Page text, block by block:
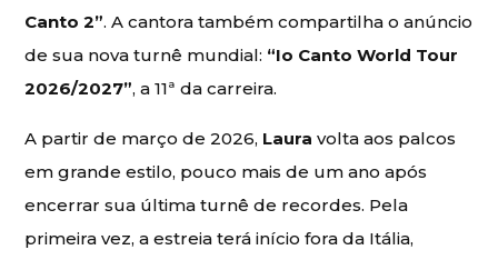
Canto 2”. A cantora também compartilha o anúncio
de sua nova turnê mundial: “Io Canto World Tour
2026/2027”, a 11ª da carreira.
A partir de março de 2026, Laura volta aos palcos
em grande estilo, pouco mais de um ano após
encerrar sua última turnê de recordes. Pela
primeira vez, a estreia terá início fora da Itália,